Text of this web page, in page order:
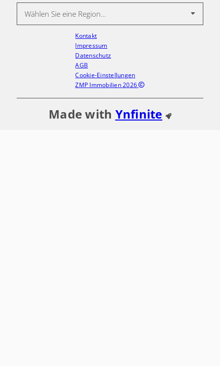
Kontakt
Impressum
Datenschutz
AGB
Cookie-Einstellungen
ZMP Immobilien 2026
Made with Ynfinite